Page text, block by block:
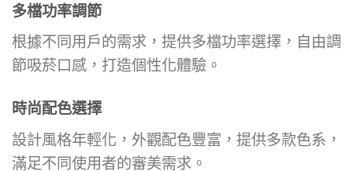
多檔功率調節
根據不同用戶的需求，提供多檔功率選擇，自由調
節吸菸口感，打造個性化體驗。
時尚配色選擇
設計風格年輕化，外觀配色豐富，提供多款色系，
滿足不同使用者的審美需求。